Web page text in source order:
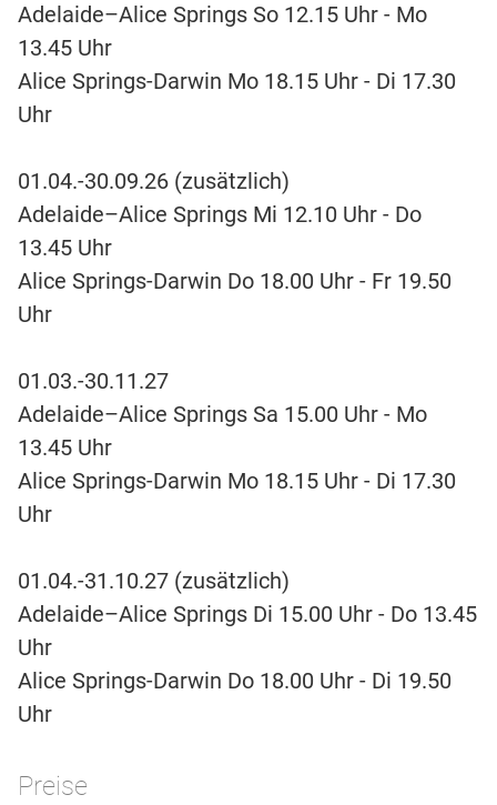
Adelaide–Alice Springs So 12.15 Uhr - Mo
13.45 Uhr
Alice Springs-Darwin Mo 18.15 Uhr - Di 17.30
Uhr
01.04.-30.09.26 (zusätzlich)
Adelaide–Alice Springs Mi 12.10 Uhr - Do
13.45 Uhr
Alice Springs-Darwin Do 18.00 Uhr - Fr 19.50
Uhr
01.03.-30.11.27
Adelaide–Alice Springs Sa 15.00 Uhr - Mo
13.45 Uhr
Alice Springs-Darwin Mo 18.15 Uhr - Di 17.30
Uhr
01.04.-31.10.27 (zusätzlich)
Adelaide–Alice Springs Di 15.00 Uhr - Do 13.45
Uhr
Alice Springs-Darwin Do 18.00 Uhr - Di 19.50
Uhr
Preise